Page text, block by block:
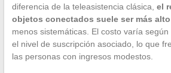
diferencia de la teleasistencia clásica, el
objetos conectados suele ser más alto
menos sistemáticas. El costo varía
el nivel de suscripción asociado, lo que
las personas con ingresos modestos.